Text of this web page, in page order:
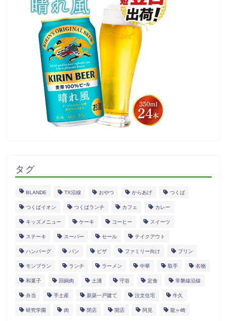
タグ
BLANDE TX沿線 おやつ からあげ つくば
つくばイオン つくばランチ カフェ カレー
キッズメニュー ケーキ コーヒー スイーツ
ステーキ スーパー セール テイクアウト
ハンバーグ パン ピザ ファミリー向け プリン
モンブラン ランチ ラーメン 中華 取手 名物
和菓子 回鍋肉 土浦 守谷 定食 常磐線沿線
弁当 手土産 新築一戸建て 注文住宅 牛久
研究学園 肉 閉店 開店 阿見 龍ヶ崎